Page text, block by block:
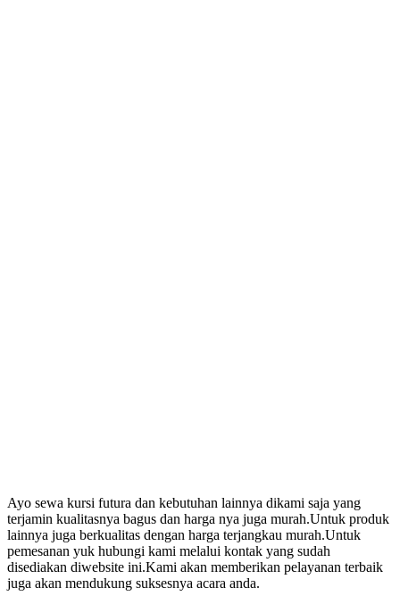
Ayo sewa kursi futura dan kebutuhan lainnya dikami saja yang
terjamin kualitasnya bagus dan harga nya juga murah.Untuk produk
lainnya juga berkualitas dengan harga terjangkau murah.Untuk
pemesanan yuk hubungi kami melalui kontak yang sudah
disediakan diwebsite ini.Kami akan memberikan pelayanan terbaik
juga akan mendukung suksesnya acara anda.